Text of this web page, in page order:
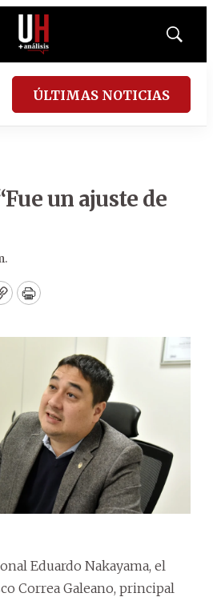
Mostrar
ÚLTIMAS NOTICIAS
un ajuste de
CopyPrint
Eduardo Nakayama, el
Correa Galeano, principal